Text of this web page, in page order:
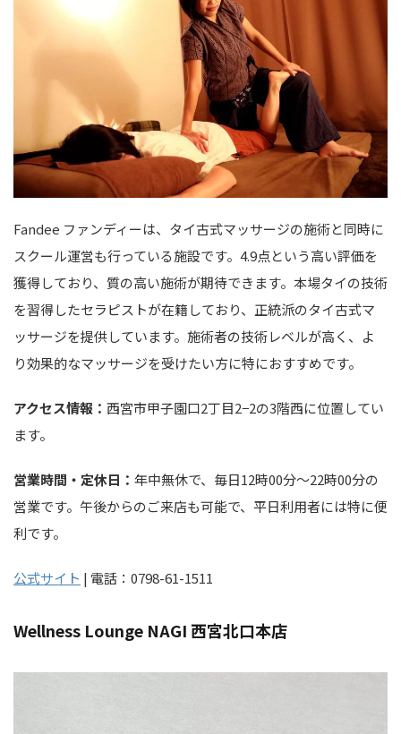
Fandee ファンディーは、タイ古式マッサージの施術と同時に
スクール運営も行っている施設です。4.9点という高い評価を
獲得しており、質の高い施術が期待できます。本場タイの技術
を習得したセラピストが在籍しており、正統派のタイ古式マ
ッサージを提供しています。施術者の技術レベルが高く、よ
り効果的なマッサージを受けたい方に特におすすめです。
アクセス情報： 西宮市甲子園口2丁目2−2の3階西に位置してい
ます。
営業時間・定休日： 年中無休で、毎日12時00分～22時00分の
営業です。午後からのご来店も可能で、平日利用者には特に便
利です。
公式サイト | 電話：0798-61-1511
Wellness Lounge NAGI 西宮北口本店